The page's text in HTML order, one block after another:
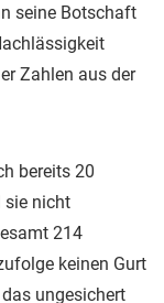
seine Botschaft
Zahlen aus der
bereits 20
sie nicht
214
keinen Gurt
ungesichert